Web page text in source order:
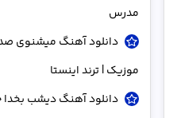
مدرس
دانلود آهنگ میشنوی
موزیک | ترند اینستا
دانلود آهنگ دﻳﺸﺐ